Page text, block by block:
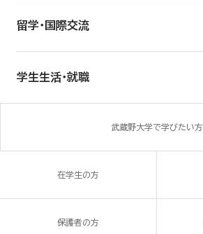
留学・国際交流
学生生活・就職
武蔵野大学で学びたい方
在学生の方
保護者の方